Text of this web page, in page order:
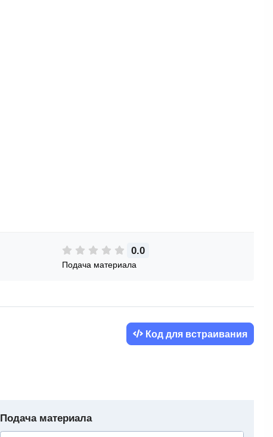
0.0
Подача материала
Код для встраивания
Подача материала